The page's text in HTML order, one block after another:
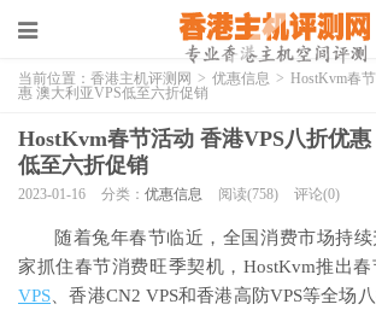
当前位置： 香港主机评测网 > 优惠信息 > HostKvm春
惠 澳大利亚VPS低至六折促销
HostKvm春节活动 香港VPS八折优
低至六折促销
2023-01-16 分类： 优惠信息 阅读(758) 评论(0)
随着兔年春节临近，全国消费市场持
家抓住春节消费旺季契机，HostKvm推出
VPS 、香港CN2 VPS和香港高防VPS等全场